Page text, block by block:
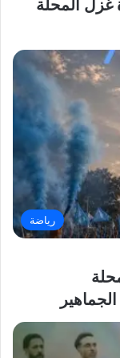
غزل المحلة
رياضة